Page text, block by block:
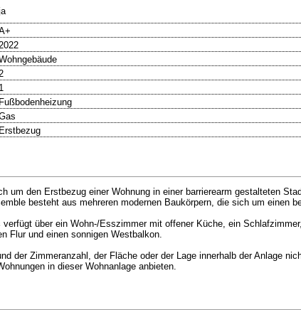
1
Fußbodenheizung
Erstbezug
um den Erstbezug einer Wohnung in einer barrierearm gestalteten
besteht aus mehreren modernen Baukörpern, die sich um einen
verfügt über ein Wohn-/Esszimmer mit offener Küche, ein
Flur und einen sonnigen Westbalkon.
der Zimmeranzahl, der Fläche oder der Lage innerhalb der Anlage
in dieser Wohnanlage anbieten.